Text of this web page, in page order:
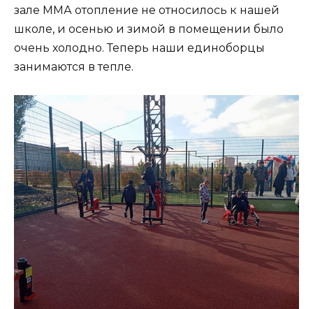
зале ММА отопление не относилось к нашей
школе, и осенью и зимой в помещении было
очень холодно. Теперь наши единоборцы
занимаются в тепле.